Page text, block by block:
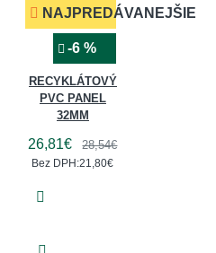
NAJPREDÁVANEJŠIE
-6 %
RECYKLÁTOVÝ
PVC PANEL
32MM
26,81€ 28,54€
Bez DPH:21,80€